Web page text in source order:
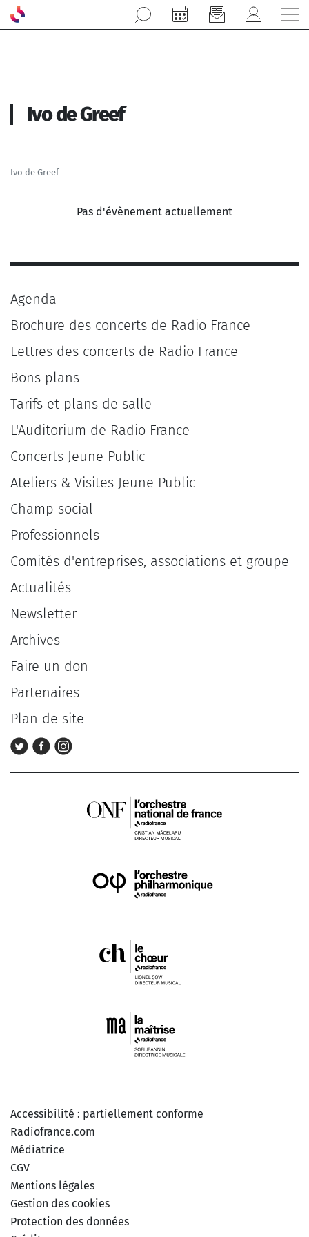
Aller au contenu principal
Ivo de Greef
Ivo de Greef
Pas d'évènement actuellement
Agenda
Brochure des concerts de Radio France
Lettres des concerts de Radio France
Bons plans
Tarifs et plans de salle
L'Auditorium de Radio France
Concerts Jeune Public
Ateliers & Visites Jeune Public
Champ social
Professionnels
Comités d'entreprises, associations et groupe
Actualités
Newsletter
Archives
Faire un don
Partenaires
Plan de site
Accessibilité : partiellement conforme
Radiofrance.com
Médiatrice
CGV
Mentions légales
Gestion des cookies
Protection des données